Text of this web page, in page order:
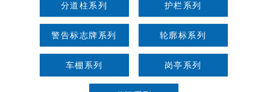
分道柱系列 护栏系列
警告标志牌系列 轮廓标系列
车棚系列 岗亭系列